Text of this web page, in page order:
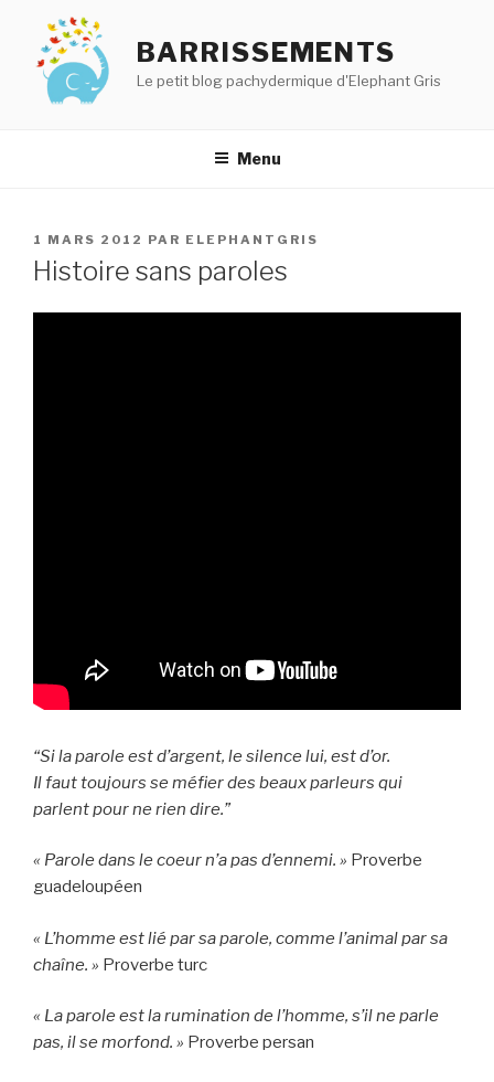
contenu
principal
BARRISSEMENTS
Le petit blog pachydermique d'Elephant Gris
Menu
PUBLIÉ
LE
1 MARS 2012 PAR ELEPHANTGRIS
Histoire sans paroles
“Si la parole est d’argent, le silence lui, est d’or.
Il faut toujours se méfier des beaux parleurs qui
parlent pour ne rien dire.”
« Parole dans le coeur n’a pas d’ennemi. » Proverbe
guadeloupéen
« L’homme est lié par sa parole, comme l’animal par sa
chaîne. » Proverbe turc
« La parole est la rumination de l’homme, s’il ne parle
pas, il se morfond. » Proverbe persan